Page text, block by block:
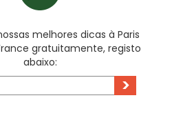
melhores dicas à Paris
gratuitamente, registo
abaixo:
>